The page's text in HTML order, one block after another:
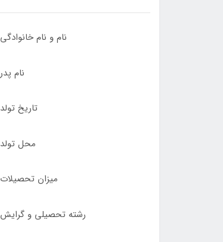
نام و نام خانوادگی
نام پدر
تاریخ تولد
محل تولد
میزان تحصیلات
رشته تحصیلی و گرایش